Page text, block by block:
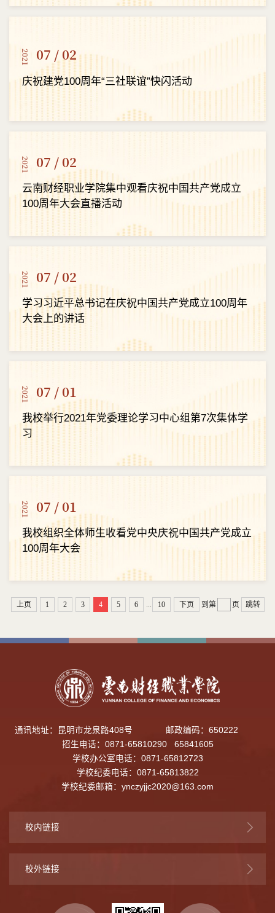
2021 07 / 02
庆祝建党100周年“三社联谊”快闪活动
2021 07 / 02
云南财经职业学院集中观看庆祝中国共产党成立
100周年大会直播活动
2021 07 / 02
学习习近平总书记在庆祝中国共产党成立100周年
大会上的讲话
2021 07 / 01
我校举行2021年党委理论学习中心组第7次集体学
习
2021 07 / 01
我校组织全体师生收看党中央庆祝中国共产党成立
100周年大会
上页 1 2 3 4 5 6 10 下页 到第 页 跳转
通讯地址：昆明市龙泉路408号
邮政编码：650222
招生电话：0871-65810290 65841605
学校办公室电话：0871-65812723
学校纪委电话：0871-65813822
学校纪委邮箱： ynczyjjc2020@163.com
校内链接
校外链接